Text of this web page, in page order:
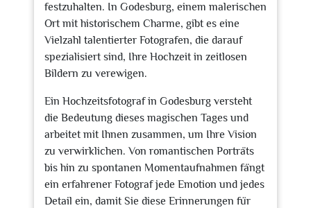
festzuhalten. In Godesburg, einem malerischen
Ort mit historischem Charme, gibt es eine
Vielzahl talentierter Fotografen, die darauf
spezialisiert sind, Ihre Hochzeit in zeitlosen
Bildern zu verewigen.
Ein Hochzeitsfotograf in Godesburg versteht
die Bedeutung dieses magischen Tages und
arbeitet mit Ihnen zusammen, um Ihre Vision
zu verwirklichen. Von romantischen Porträts
bis hin zu spontanen Momentaufnahmen fängt
ein erfahrener Fotograf jede Emotion und jedes
Detail ein, damit Sie diese Erinnerungen für